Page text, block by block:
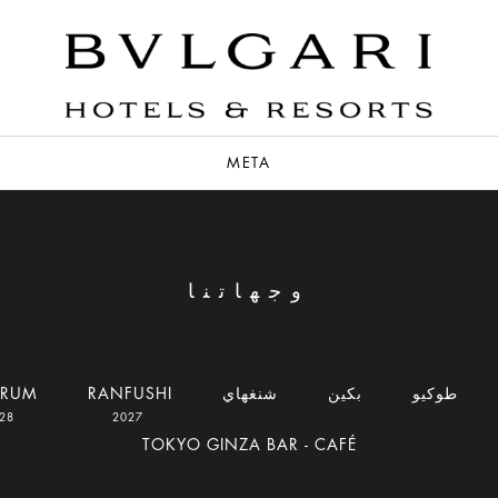
META
وجهاتنا
طوكيو بكين شنغهاي RANFUSHI
TOKYO GINZA BAR - CAFÉ